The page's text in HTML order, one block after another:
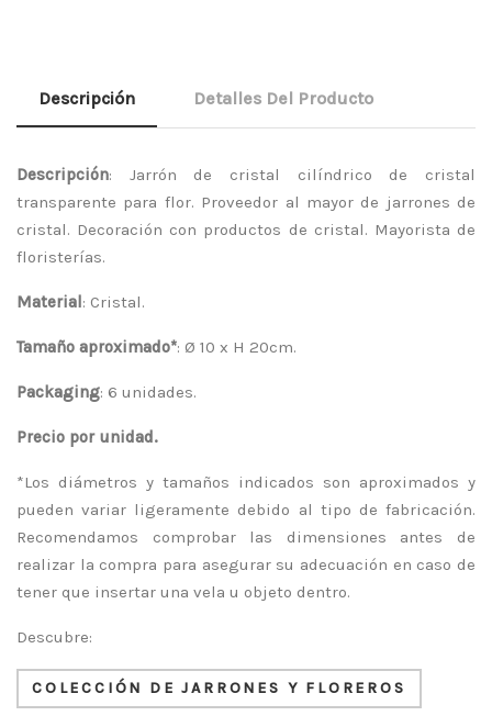
Descripción Detalles Del Producto
Descripción: Jarrón de cristal cilíndrico de cristal
transparente para flor. Proveedor al mayor de jarrones de
cristal. Decoración con productos de cristal. Mayorista de
floristerías.
Material: Cristal.
Tamaño aproximado*: Ø 10 x H 20cm.
Packaging: 6 unidades.
Precio por unidad.
*Los diámetros y tamaños indicados son aproximados y
pueden variar ligeramente debido al tipo de fabricación.
Recomendamos comprobar las dimensiones antes de
realizar la compra para asegurar su adecuación en caso de
tener que insertar una vela u objeto dentro.
Descubre:
COLECCIÓN DE JARRONES Y FLOREROS